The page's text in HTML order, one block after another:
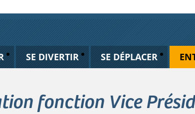
SE DIVERTIR SE DÉPLACER
fonction Vice